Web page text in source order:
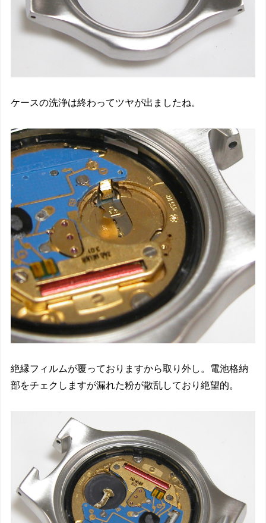
ケースの洗浄は終わってツヤが出ましたね。
絶縁フィルムが覆っておりますから取り外し。電池格納
部をチェクしますが漏れた粉が散乱しており絶望的。